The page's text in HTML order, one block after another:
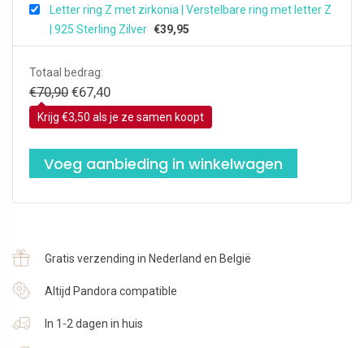
Letter ring Z met zirkonia | Verstelbare ring met letter Z
| 925 Sterling Zilver €39,95
Totaal bedrag:
€70,90 Oorspronkelijke
prijs
was:
€70,90.
€67,40Huidige
prijs
is:
€67,40.
Krijg €3,50 als je ze samen koopt
Voeg aanbieding in winkelwagen
Gratis verzending in Nederland en België
Altijd Pandora compatible
In 1-2 dagen in huis